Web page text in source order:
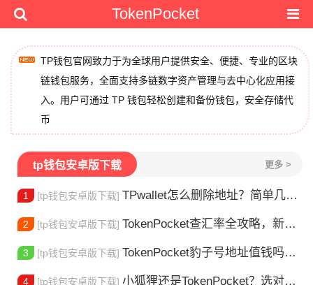
TokenPocket
TP钱包官网致力于为全球用户提供安全、便捷、专业的区块
链钱包服务，全面支持多链数字资产管理与去中心化应用接
入。用户可通过 TP 钱包轻松创建和备份钱包，安全存储代
币
tp钱包安卓版下载 更多 >
1 [tp钱包安卓版下载] TPwallet怎么删除地址？简单几步教你移除多余钱包
2 [tp钱包安卓版下载] TokenPocket查汇率全攻略，新手一看就会
3 [tp钱包安卓版下载] TokenPocket豹子号地址值钱吗？新手看完这篇就懂了
4 [tp钱包安卓版下载] 小狐狸还是TokenPocket？选对钱包很重要